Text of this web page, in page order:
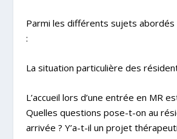
Parmi les différents sujets
:
La situation particulière des
L’accueil lors d’une entrée en MR
Quelles questions pose-t-on au
arrivée ? Y’a-t-il un projet